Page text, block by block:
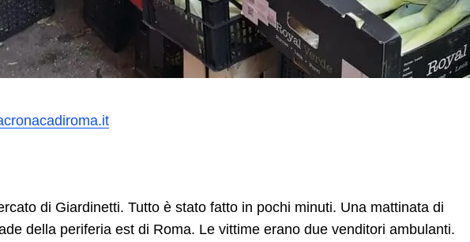
di Giardinetti. Tutto è stato fatto in pochi minuti. Una mattinata di
della periferia est di Roma. Le vittime erano due venditori ambulanti.